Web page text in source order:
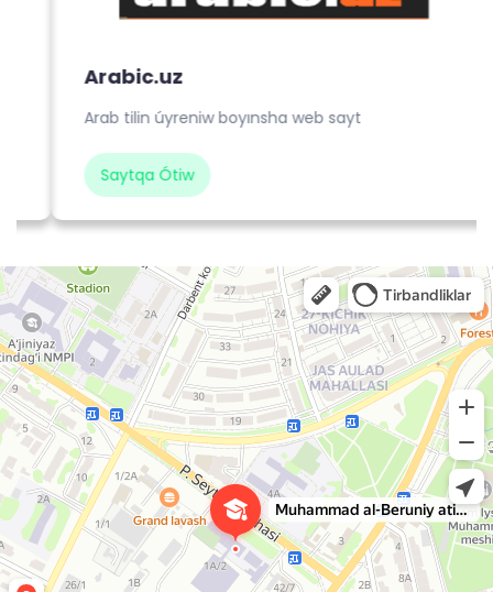
Arabic.uz
Arab tilin úyreniw boyınsha web sayt
Saytqa Ótiw
Средне-специальное исламское учебное заведение Мухаммад ал-Беруний
Духовное учебное заведение в Нукусе